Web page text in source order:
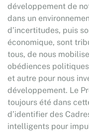
développement de
dans un
d’incertitudes, puis
économique, sont
tous, de nous
obédiences
et autre pour nous
développement. Le
toujours été dans
d’identifier des
intelligents pour